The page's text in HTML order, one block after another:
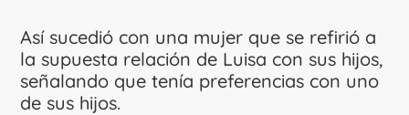
Así sucedió con una mujer que se refirió a
la supuesta relación de Luisa con sus hijos,
señalando que tenía preferencias con uno
de sus hijos.